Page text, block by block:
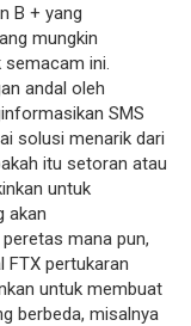
B + yang
mungkin
ini.
andal oleh
SMS
solusi menarik dari
itu setoran atau
untuk
akan
mana pun,
FTX pertukaran
untuk membuat
berbeda, misalnya